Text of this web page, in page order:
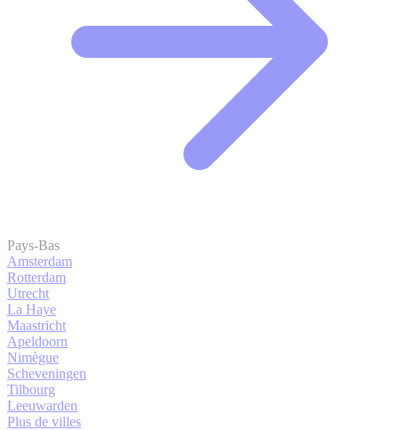
Pays-Bas
Amsterdam
Rotterdam
Utrecht
La Haye
Maastricht
Apeldoorn
Nimègue
Scheveningen
Tilbourg
Leeuwarden
Plus de villes